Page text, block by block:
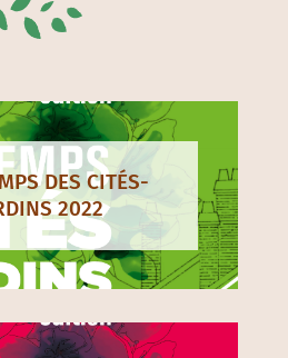
DES CITÉS-
2022